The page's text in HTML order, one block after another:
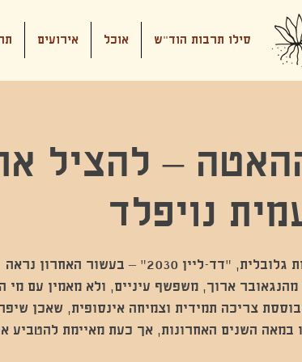
סילו תרבות הוד"ש אוכל אירועים
– להציל
נויפלד
משבר אקלים, התחממות גלובלית, "דד-ליין 2030" – בעשור האחרון נראה
ארוך, משפשף עיניים, ולא מאמין עם מי
צריכה תמידית וצמיחה אינסופית, שאכן
במאה השנים האחרונות, אך כעת מאיימת להטביע